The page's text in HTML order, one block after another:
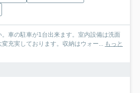
車の駐車が1台出来ます。室内設備は洗面
充実しております。収納はウォー... もっと